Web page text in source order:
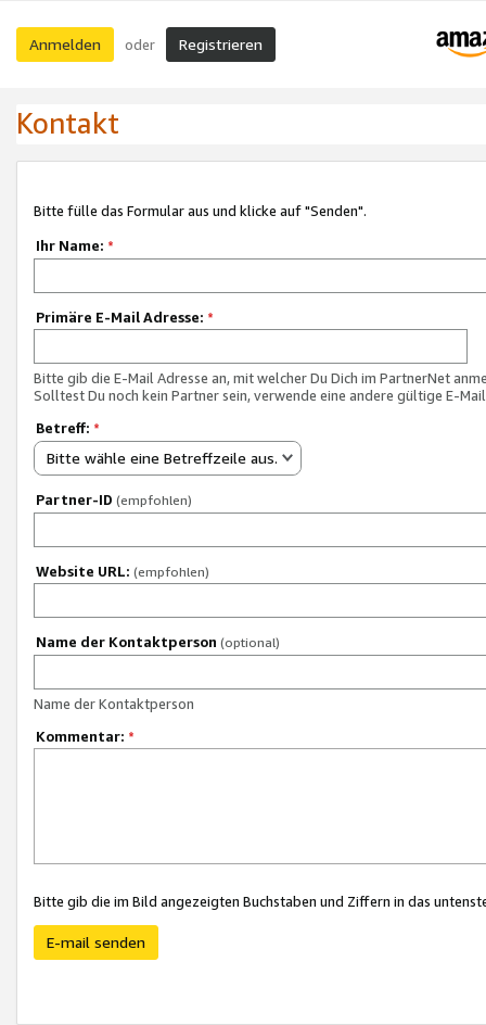
Anmelden oder Registrieren
Kontakt
Bitte fülle das Formular aus und klicke auf "Senden".
Ihr Name: *
Primäre E-Mail Adresse: *
Bitte gib die E-Mail Adresse an, mit welcher Du Dich im PartnerNet
Solltest Du noch kein Partner sein, verwende eine andere gültige E-
Betreff: *
Bitte wähle eine Betreffzeile aus.
Partner-ID (empfohlen)
Website URL: (empfohlen)
Name der Kontaktperson (optional)
Name der Kontaktperson
Kommentar: *
Bitte gib die im Bild angezeigten Buchstaben und Ziffern in das
E-mail senden